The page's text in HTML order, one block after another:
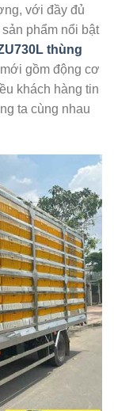
với đầy đủ
phẩm nổi bật
thùng
gồm động cơ
khách hàng tin
ta cùng nhau